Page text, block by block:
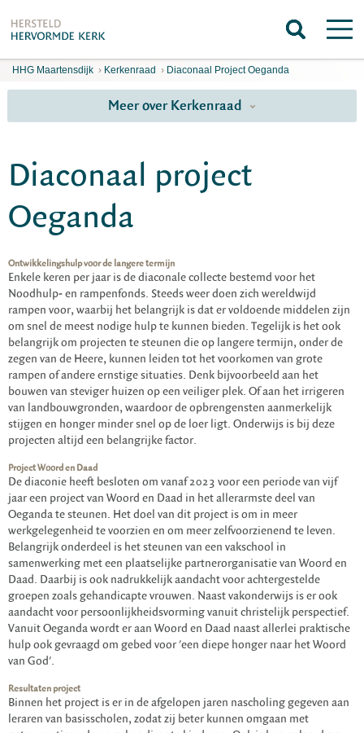
HHG Maartensdijk › Kerkenraad › Diaconaal Project Oeganda
Meer over Kerkenraad
Diaconaal project
Oeganda
Ontwikkelingshulp voor de langere termijn
Enkele keren per jaar is de diaconale collecte bestemd voor het
Noodhulp- en rampenfonds. Steeds weer doen zich wereldwijd
rampen voor, waarbij het belangrijk is dat er voldoende middelen zijn
om snel de meest nodige hulp te kunnen bieden. Tegelijk is het ook
belangrijk om projecten te steunen die op langere termijn, onder de
zegen van de Heere, kunnen leiden tot het voorkomen van grote
rampen of andere ernstige situaties. Denk bijvoorbeeld aan het
bouwen van steviger huizen op een veiliger plek. Of aan het irrigeren
van landbouwgronden, waardoor de opbrengensten aanmerkelijk
stijgen en honger minder snel op de loer ligt. Onderwijs is bij deze
projecten altijd een belangrijke factor.
Project Woord en Daad
De diaconie heeft besloten om vanaf 2023 voor een periode van vijf
jaar een project van Woord en Daad in het allerarmste deel van
Oeganda te steunen. Het doel van dit project is om in meer
werkgelegenheid te voorzien en om meer zelfvoorzienend te leven.
Belangrijk onderdeel is het steunen van een vakschool in
samenwerking met een plaatselijke partnerorganisatie van Woord en
Daad. Daarbij is ook nadrukkelijk aandacht voor achtergestelde
groepen zoals gehandicapte vrouwen. Naast vakonderwijs is er ook
aandacht voor persoonlijkheidsvorming vanuit christelijk perspectief.
Vanuit Oeganda wordt er aan Woord en Daad naast allerlei praktische
hulp ook gevraagd om gebed voor 'een diepe honger naar het Woord
van God'.
Resultaten project
Binnen het project is er in de afgelopen jaren nascholing gegeven aan
leraren van basisscholen, zodat zij beter kunnen omgaan met